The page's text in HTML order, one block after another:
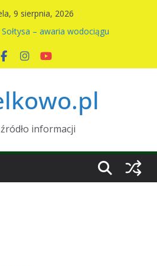
9 sierpnia, 2026
– awaria wodociągu
na 2026r
na rzecz parafii
w Nikielkowie
informacji